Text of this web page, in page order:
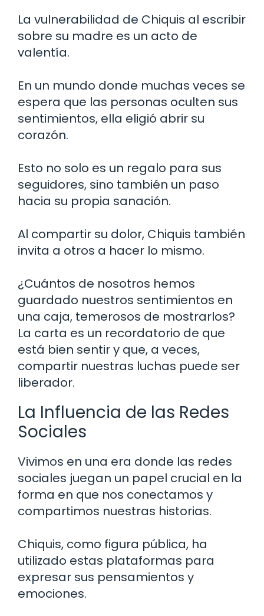
La vulnerabilidad de Chiquis al escribir
sobre su madre es un acto de
valentía.
En un mundo donde muchas veces se
espera que las personas oculten sus
sentimientos, ella eligió abrir su
corazón.
Esto no solo es un regalo para sus
seguidores, sino también un paso
hacia su propia sanación.
Al compartir su dolor, Chiquis también
invita a otros a hacer lo mismo.
¿Cuántos de nosotros hemos
guardado nuestros sentimientos en
una caja, temerosos de mostrarlos?
La carta es un recordatorio de que
está bien sentir y que, a veces,
compartir nuestras luchas puede ser
liberador.
La Influencia de las Redes
Sociales
Vivimos en una era donde las redes
sociales juegan un papel crucial en la
forma en que nos conectamos y
compartimos nuestras historias.
Chiquis, como figura pública, ha
utilizado estas plataformas para
expresar sus pensamientos y
emociones.